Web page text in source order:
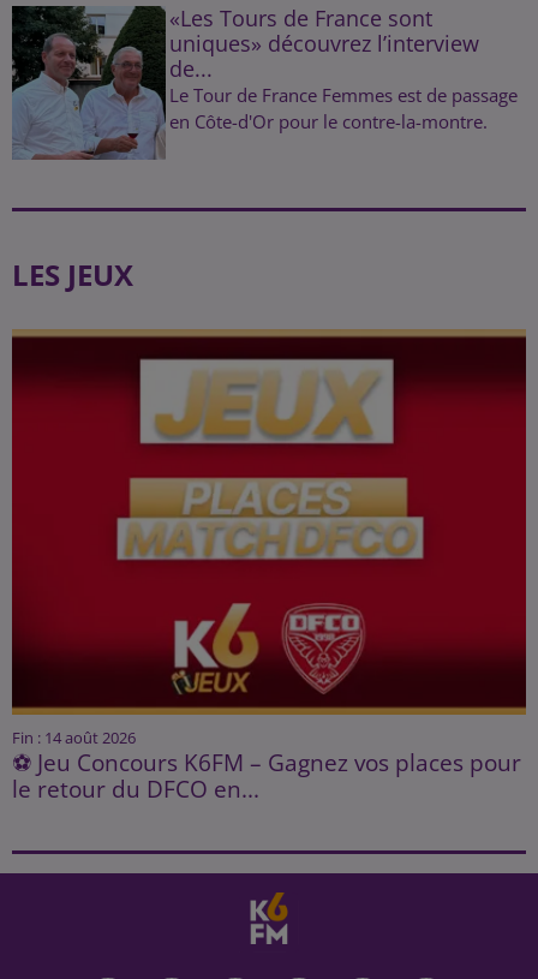
«Les Tours de France sont
uniques» découvrez l’interview
de...
Le Tour de France Femmes est de passage
en Côte-d'Or pour le contre-la-montre.
LES JEUX
Fin : 14 août 2026
⚽ Jeu Concours K6FM – Gagnez vos places pour
le retour du DFCO en...